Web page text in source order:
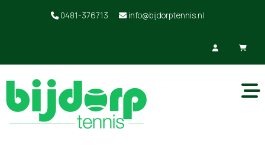
0481-376713 info@bijdorptennis.nl